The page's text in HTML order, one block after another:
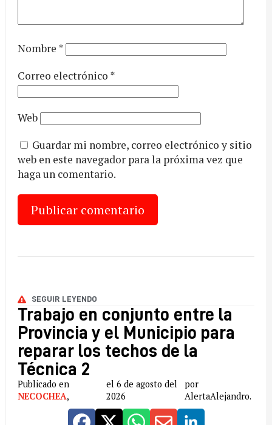
Nombre *
Correo electrónico *
Web
Guardar mi nombre, correo electrónico y sitio
web en este navegador para la próxima vez que
haga un comentario.
SEGUIR LEYENDO
Trabajo en conjunto entre la
Provincia y el Municipio para
reparar los techos de la
Técnica 2
Publicado en
NECOCHEA,
el 6 de agosto del
2026
por
AlertaAlejandro.